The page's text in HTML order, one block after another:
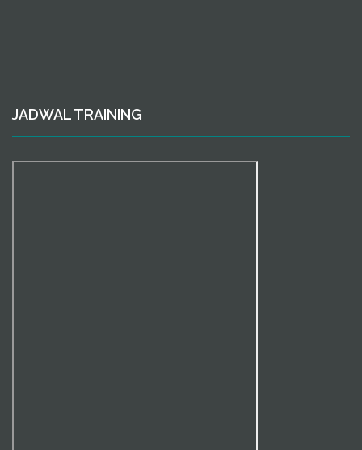
JADWAL TRAINING